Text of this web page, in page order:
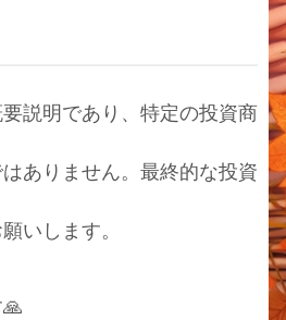
説明であり、特定の投資商
ありません。最終的な投資
いします。